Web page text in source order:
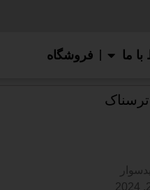
با ما فروشگاه
ترسناک